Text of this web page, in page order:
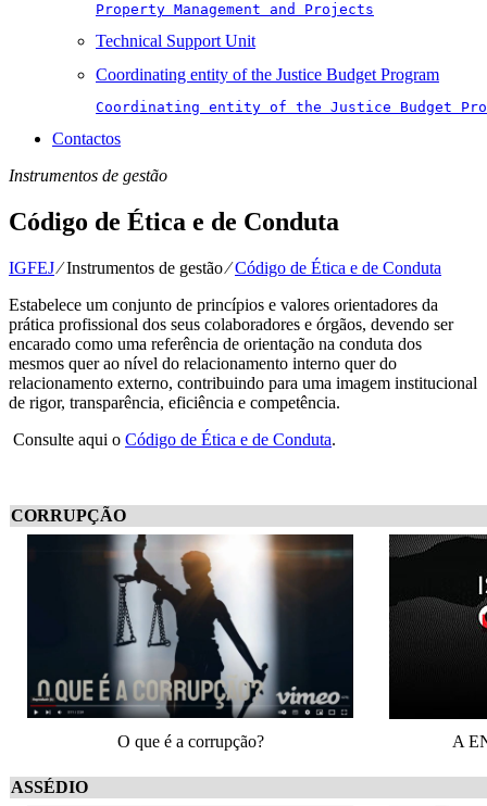
Property Management and Projects
Technical Support Unit
Coordinating entity of the Justice Budget Program
Coordinating entity of the Justice Budget
Contactos
Instrumentos de gestão
Código de Ética e de Conduta
IGFEJ⁄Instrumentos de gestão⁄Código de Ética e de Conduta
Estabelece um conjunto de princípios e valores orientadores da
prática profissional dos seus colaboradores e órgãos, devendo ser
encarado como uma referência de orientação na conduta dos
mesmos quer ao nível do relacionamento interno quer do
relacionamento externo, contribuindo para uma imagem institucional
de rigor, transparência, eficiência e competência.
Consulte aqui o Código de Ética e de Conduta.
CORRUPÇÃO
O que é a corrupção? A
ASSÉDIO